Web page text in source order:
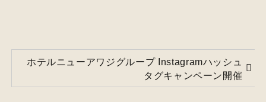
ホテルニューアワジグループ Instagramハッシュ
タグキャンペーン開催